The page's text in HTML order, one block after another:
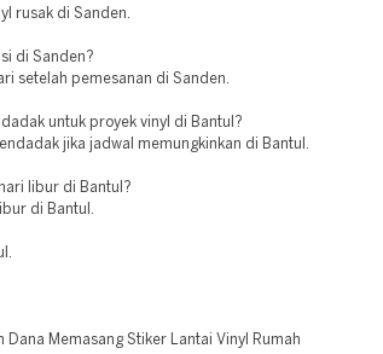
rusak di Sanden.
di Sanden?
setelah pemesanan di Sanden.
untuk proyek vinyl di Bantul?
jika jadwal memungkinkan di Bantul.
libur di Bantul?
di Bantul.
Dana Memasang Stiker Lantai Vinyl Rumah